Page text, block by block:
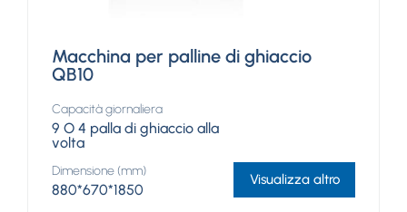
Macchina per palline di ghiaccio
QB10
Capacità giornaliera
9 O 4 palla di ghiaccio alla
volta
Dimensione (mm)
880*670*1850
Visualizza altro